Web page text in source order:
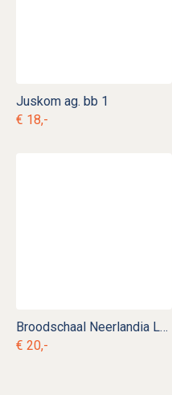
Juskom ag. bb 1
€ 18,-
Broodschaal Neerlandia Leerdam gk. l 11
€ 20,-